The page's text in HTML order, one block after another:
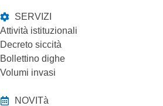
SERVIZI
Attività istituzionali
Decreto siccità
Bollettino dighe
Volumi invasi
NOVITà